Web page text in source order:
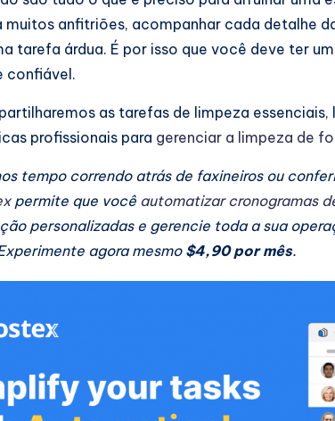
muitos anfitriões, acompanhar cada detalhe
tarefa árdua. É por isso que você deve ter
confiável.
as tarefas de limpeza
profissionais para gerenciar a limpeza de
tempo correndo atrás de faxineiros ou
permite que você automatizar cronogramas
personalizadas e gerencie toda a sua
agora mesmo $4,90 por mês.